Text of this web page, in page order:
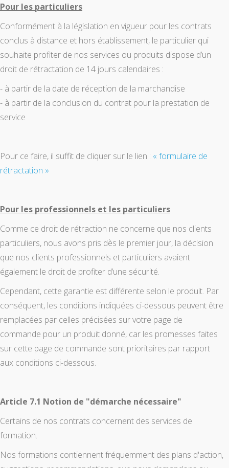
Pour les particuliers
Conformément à la législation en vigueur pour les contrats
conclus à distance et hors établissement, le particulier qui
souhaite profiter de nos services ou produits dispose d’un
droit de rétractation de 14 jours calendaires :
- à partir de la date de réception de la marchandise
- à partir de la conclusion du contrat pour la prestation de
service
Pour ce faire, il suffit de cliquer sur le lien : « formulaire de
rétractation »
Pour les professionnels et les particuliers
Comme ce droit de rétraction ne concerne que nos clients
particuliers, nous avons pris dès le premier jour, la décision
que nos clients professionnels et particuliers avaient
également le droit de profiter d’une sécurité.
Cependant, cette garantie est différente selon le produit. Par
conséquent, les conditions indiquées ci-dessous peuvent être
remplacées par celles précisées sur votre page de
commande pour un produit donné, car les promesses faites
sur cette page de commande sont prioritaires par rapport
aux conditions ci-dessous.
Article 7.1 Notion de "démarche nécessaire"
Certains de nos contrats concernent des services de
formation.
Nos formations contiennent fréquemment des plans d'action,